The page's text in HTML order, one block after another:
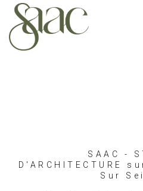
SAAC -
D'ARCHITECTURE
Sur